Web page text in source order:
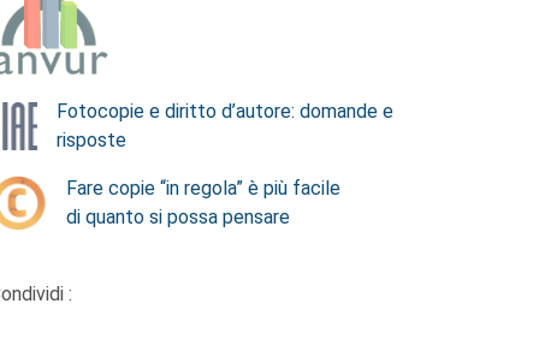
Fotocopie e diritto d’autore: domande e
risposte
Fare copie “in regola” è più facile
di quanto si possa pensare
: